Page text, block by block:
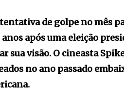
de golpe no mês
após uma eleição
sua visão. O cineasta
no ano passado